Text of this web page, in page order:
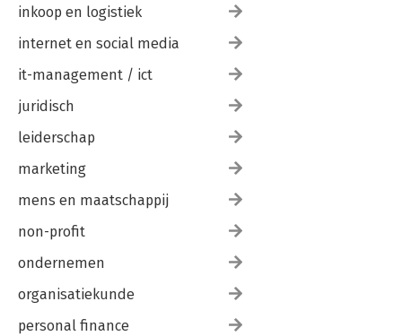
inkoop en logistiek
internet en social media
it-management / ict
juridisch
leiderschap
marketing
mens en maatschappij
non-profit
ondernemen
organisatiekunde
personal finance